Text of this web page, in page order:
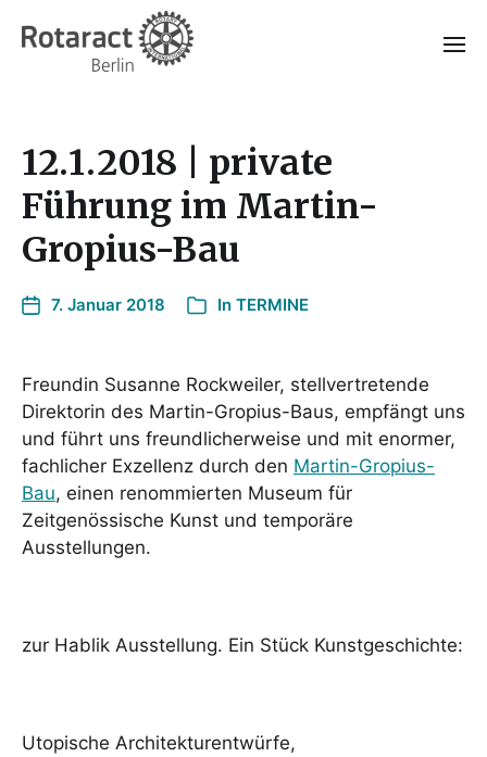
12.1.2018 | private
Führung im Martin-
Gropius-Bau
7. Januar 2018 In TERMINE
Freundin Susanne Rockweiler, stellvertretende
Direktorin des Martin-Gropius-Baus, empfängt uns
und führt uns freundlicherweise und mit enormer,
fachlicher Exzellenz durch den Martin-Gropius-
Bau, einen renommierten Museum für
Zeitgenössische Kunst und temporäre
Ausstellungen.
zur Hablik Ausstellung. Ein Stück Kunstgeschichte:
Utopische Architekturentwürfe,